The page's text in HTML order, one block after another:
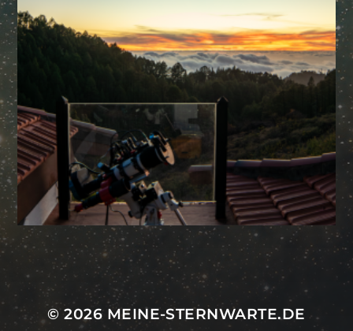
Mastodon
© 2026 MEINE-STERNWARTE.DE